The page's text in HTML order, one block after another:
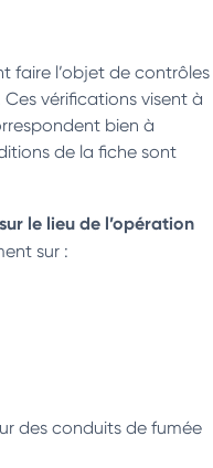
faire l’objet de contrôles
vérifications visent à
bien à
de la fiche sont
sur le lieu de l’opération
sur :
des conduits de fumée